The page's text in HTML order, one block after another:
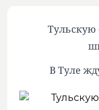
Тульскую
В Туле